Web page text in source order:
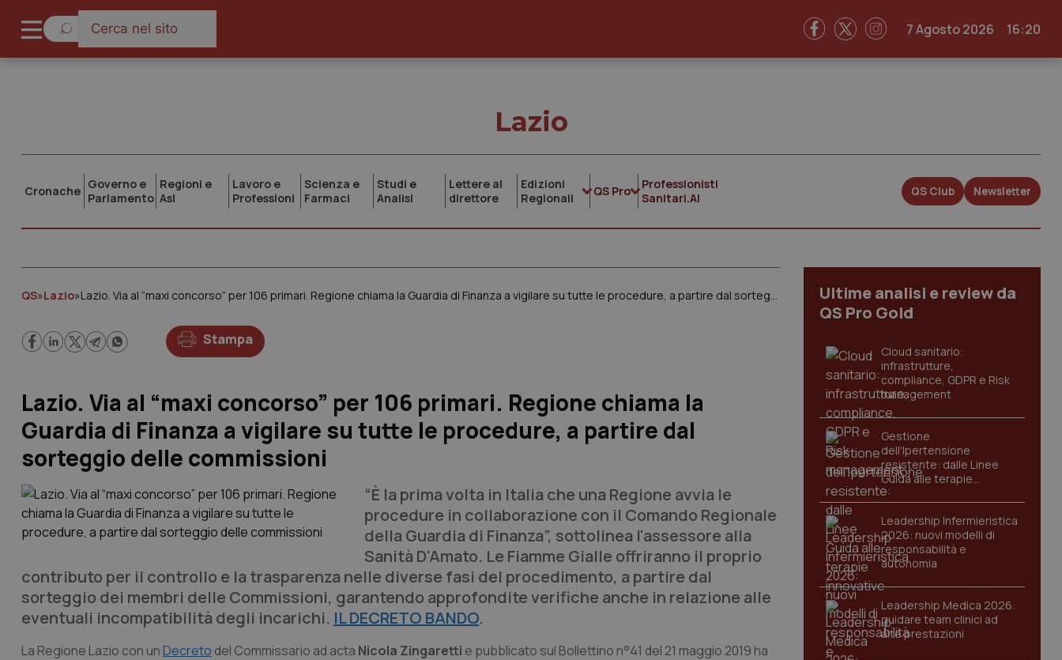
7 Agosto 2026 16:20
Lazio
Cronache Governo e
Parlamento
Regioni e
Asl
Lavoro e
Professioni
Scienza e
Farmaci
Studi e
Analisi
Lettere al
direttore
Edizioni
Regionali
QS Pro
Professionisti
Sanitari.AI
QS Club Newsletter
QS»Lazio» Lazio. Via al “maxi concorso” per 106 primari. Regione chiama la Guardia di Finanza a vigilare su tutte le procedure, a partire dal sorteggio delle commissioni
Stampa
Lazio. Via al “maxi concorso” per 106 primari. Regione chiama la
Guardia di Finanza a vigilare su tutte le procedure, a partire dal
sorteggio delle commissioni
“È la prima volta in Italia che una Regione avvia le
procedure in collaborazione con il Comando Regionale
della Guardia di Finanza”, sottolinea l'assessore alla
Sanità D'Amato. Le Fiamme Gialle offriranno il proprio
contributo per il controllo e la trasparenza nelle diverse fasi del procedimento, a partire dal
sorteggio dei membri delle Commissioni, garantendo approfondite verifiche anche in relazione alle
eventuali incompatibilità degli incarichi. IL DECRETO BANDO.
La Regione Lazio con unDecreto del Commissario ad acta Nicola Zingaretti e pubblicato sul Bollettino n°41 del 21 maggio 2019 ha
Ultime analisi e review da
QS Pro Gold
Cloud sanitario:
infrastrutture,
compliance, GDPR e Risk
management
Gestione
dell'Ipertensione
resistente: dalle Linee
Guida alle terapie
innovative
Leadership Infermieristica
2026: nuovi modelli di
responsabilità e
autonomia
Leadership Medica 2026:
guidare team clinici ad
alte prestazioni